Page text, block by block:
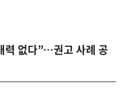
력 없다”…권고 사례 공